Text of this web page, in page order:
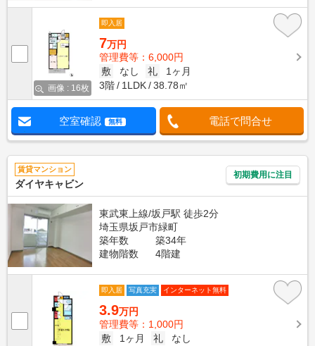
画像 : 16枚
即入居
7万円
管理費等：6,000円
敷
なし 礼
1ヶ月
3階
1LDK 38.78㎡
空室確認 無料 電話で問合せ
賃貸マンション
ダイヤキャビン
初期費用に注目
東武東上線/坂戸駅 徒歩2分
埼玉県坂戸市緑町
築年数
築34年
建物階数
4階建
即入居 写真充実 インターネット無料
3.9万円
管理費等：1,000円
敷
1ヶ月 礼
なし